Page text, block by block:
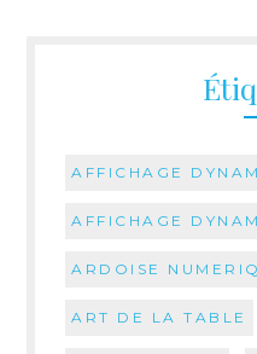
AFFICHAGE
AFFICHAGE
ARDOISE
ART DE LA TABLE